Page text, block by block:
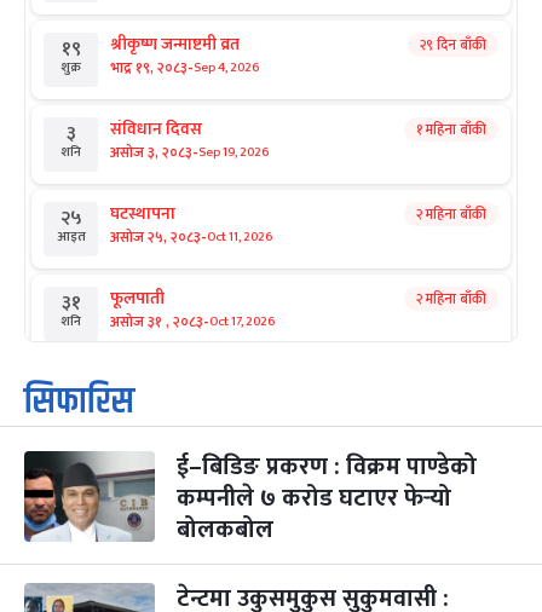
१९
शुक्र
श्रीकृष्ण जन्माष्टमी व्रत
भाद्र १९, २०८३-Sep 4, 2026
२९ दिन बाँकी
३
शनि
संविधान दिवस
असोज ३, २०८३-Sep 19, 2026
१ महिना बाँकी
२५
आइत
घटस्थापना
असोज २५, २०८३-Oct 11, 2026
२ महिना बाँकी
३१
शनि
फूलपाती
असोज ३१ , २०८३-Oct 17, 2026
२ महिना बाँकी
१
आइत
कार्तिक सङ्क्रान्ति
कार्तिक १, २०८३
३
मंगल
महानवमी
कार्तिक ३, २०८३-Oct 20, 2026
२ महिना बाँकी
४
सिफारिस
ई–बिडिङ प्रकरण : विक्रम पाण्डेको
कम्पनीले ७ करोड घटाएर फेर्‍यो
बोलकबोल
टेन्टमा उकुसमुकुस सुकुमवासी :